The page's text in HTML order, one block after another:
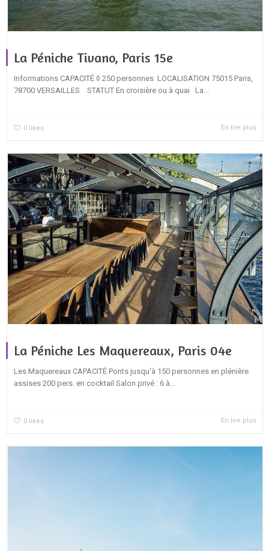
La Péniche Tivano, Paris 15e
Informations CAPACITÉ ◊ 250 personnes LOCALISATION 75015 Paris,
78700 VERSAILLES STATUT En croisière ou à quai La...
0 likes En lire plus
La Péniche Les Maquereaux, Paris 04e
Les Maquereaux CAPACITÉ Ponts jusqu'à 150 personnes en plénière
assises 200 pers. en cocktail Salon privé : 6 à...
0 likes En lire plus